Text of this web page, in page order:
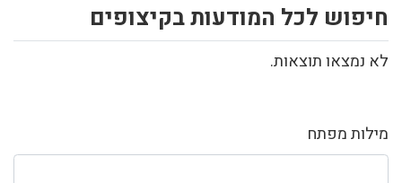
מילות מפתח
חיפוש לכל המודעות בקיצופים
לא נמצאו תוצאות.